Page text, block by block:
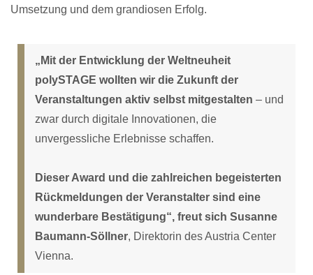
Umsetzung und dem grandiosen Erfolg.
„Mit der Entwicklung der Weltneuheit
polySTAGE wollten wir die Zukunft der
Veranstaltungen aktiv selbst mitgestalten – und
zwar durch digitale Innovationen, die
unvergessliche Erlebnisse schaffen.
Dieser Award und die zahlreichen begeisterten
Rückmeldungen der Veranstalter sind eine
wunderbare Bestätigung“, freut sich Susanne
Baumann-Söllner, Direktorin des Austria Center
Vienna.